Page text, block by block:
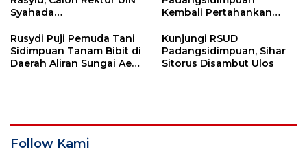
Syahada
Kembali Pertahankan
Rusydi Puji Pemuda Tani
Sidimpuan Tanam Bibit di
Daerah Aliran Sungai Aek
Kunjungi RSUD
Padangsidimpuan, Sihar
Sitorus Disambut Ulos
Follow Kami